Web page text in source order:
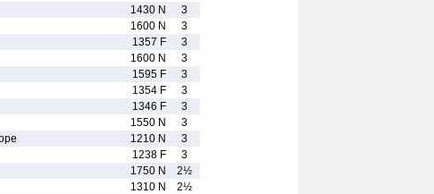
1430 N
3
1600 N
3
1357 F
3
1600 N
3
1595 F
3
1354 F
3
1346 F
3
1550 N
3
1210 N
3
1238 F
3
1750 N
2½
1310 N
2½